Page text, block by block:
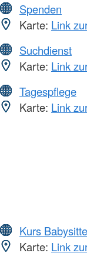
Spenden
Karte: Link
Suchdienst
Karte: Link
Tagespflege
Karte: Link
Kurs
Karte: Link